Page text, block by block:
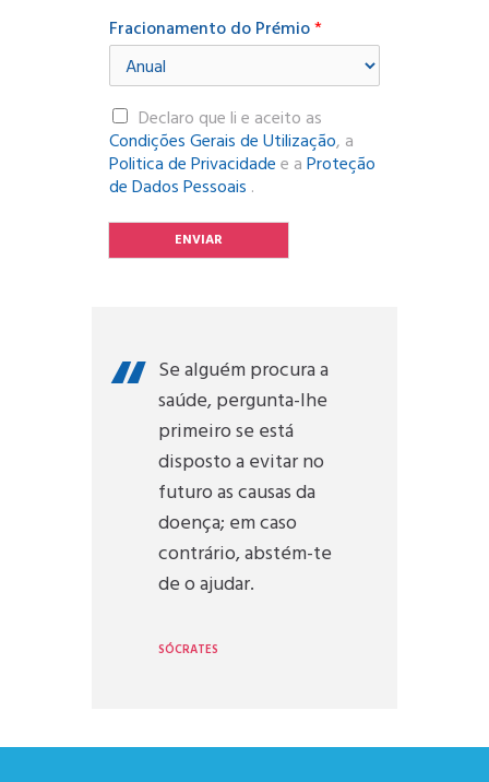
Fracionamento do Prémio*
T
e
r
m
s
i
Declaro que li e aceito as
Condições Gerais de Utilização, a
Politica de Privacidadee aProteção
de Dados Pessoais .
ENVIAR
Se alguém procura a
saúde, pergunta-lhe
primeiro se está
disposto a evitar no
futuro as causas da
doença; em caso
contrário, abstém-te
de o ajudar.
SÓCRATES